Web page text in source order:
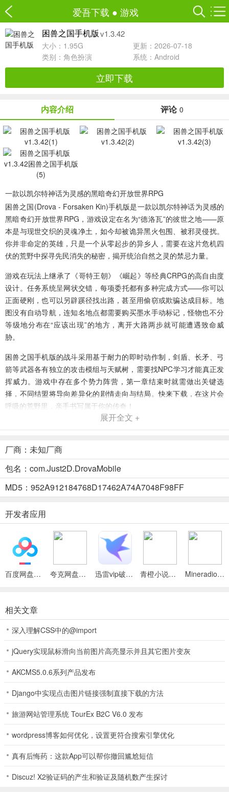
爱吾下载 ● 游戏
困兽之国手机版 v1.3.42
大小：1.95G
更新：2026-07-18
类别： 角色扮演 系统：Android
立即下载
内容介绍 评论 0
一款以凯尔特神话为灵感的黑暗奇幻开放世界RPG
困兽之国(Drova - Forsaken Kin)手机版是一款以凯尔特神话为灵感的
黑暗奇幻开放世界RPG，游戏设定在名为“德洛瓦”的彼世之地——原
本是与现世交织的灵魂净土，如今却被诡异黑火包围、被邪灵侵扰。
你并非命定的英雄，只是一个从零起步的异乡人，需要在这片危机四
伏的荒野中探寻先民消失的秘密，揭开统治自然之灵的禁忌力量。
游戏在玩法上继承了《哥特王朝》《崛起》等经典CRPG的高自由度
设计。任务系统呈网状交错，每项委托都有多种完成方式——你可以
正面硬刚，也可以另辟蹊径找出路，甚至用偷窃或欺骗达成目标。地
图没有自动导航，连知名地点都需要购买墨水手动标记，怪物也不分
等级地分布在“应该出现”的地方，离开大路两步就可能遭遇致命威
胁。
困兽之国手机版的战斗采用基于耐力的即时动作制，剑盾、长矛、弓
箭等武器各有独立的攻击模组与天赋树，需要找NPC学习才能真正发
挥威力。游戏中存在多个势力阵营，第一章结束时就需做出关键选
择，不同结盟将导向差异化的剧情走向与结局。快来下载，在这片会
呼吸的荒野里，亲手书写属于你的传奇！
困兽之国手机版亮点
▪ 专为移动设备设计的UI和HUD
▪ 按大小调整所有元素
▪ 选择左手模式切换摇杆和按钮
▪ 学习点神社1
▪ 学习点神社 2
展开全文 +
厂商：未知厂商
包名：com.Just2D.DrovaMobile
MD5：952A912184768D17462A74A7048F98FF
开发者应用
百度网盘绿色免安装Pc电脑版 夸克网盘官方正式版 迅雷vip破解版永久会员2024版 青橙小说App Mineradio手机版
相关文章
深入理解CSS中的@import
jQuery实现鼠标滑向当前图片高亮显示并且其它图片变灰
AKCMS5.0.6系列产品发布
Django中实现点击图片链接强制直接下载的方法
旅游网站管理系统 TourEx B2C V6.0 发布
wordpress博客如何优化，设置更符合搜索引擎优化
真有后悔药：这款App可以帮你撤回尴尬短信
Discuz! X2验证码的产生和验证及随机数产生探讨